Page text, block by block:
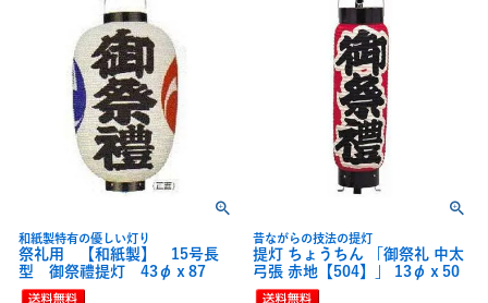
和紙製特有の優しい灯り
祭礼用 【和紙製】 15号長
型 御祭禮提灯 43φｘ87
昔ながらの技法の提灯
提灯 ちょうちん 「御祭礼 中太
弓張 赤地【504】」 13φｘ50